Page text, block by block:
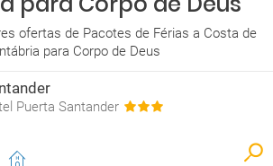
ofertas de Pacotes de Férias a Costa de
para Corpo de Deus
Puerta Santander